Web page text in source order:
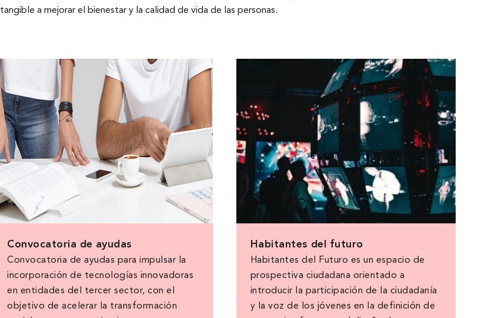
tangible a mejorar el bienestar y la calidad de vida de las personas.
Convocatoria de ayudas
Convocatoria de ayudas para impulsar la
incorporación de tecnologías innovadoras
en entidades del tercer sector, con el
objetivo de acelerar la transformación
Habitantes del futuro
Habitantes del Futuro es un espacio de
prospectiva ciudadana orientado a
introducir la participación de la ciudadanía
y la voz de los jóvenes en la definición de